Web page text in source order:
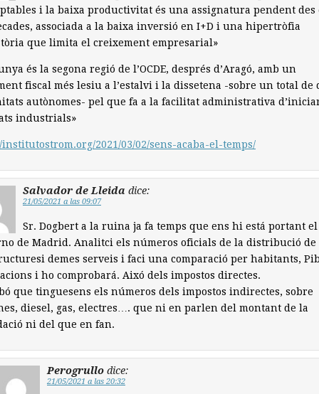
i la baixa productivitat és una assignatura pendent des
associada a la baixa inversió en I+D i una hipertròfia
que limita el creixement empresarial»
és la segona regió de l’OCDE, després d’Aragó, amb un
fiscal més lesiu a l’estalvi i la dissetena -sobre un total de
autònomes- pel que fa a la facilitat administrativa
industrials»
2021/03/02/sens-acaba-el-temps/
Salvador de Lleida dice:
21/05/2021 a las 09:07
Sr. Dogbert a la ruina ja fa temps que ens hi está portant el
de Madrid. Analitci els números oficials de la distribució
demes serveis i faci una comparació per habitants,
i ho comprobará. Aixó dels impostos directes.
que tinguesens els números dels impostos indirectes, sobre
diesel, gas, electres…. que ni en parlen del montant de la
ni del que en fan.
Perogrullo dice:
21/05/2021 a las 20:32